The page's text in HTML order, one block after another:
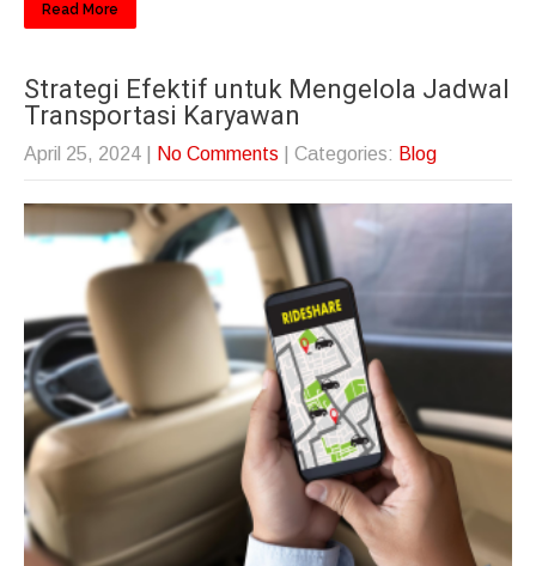
Read More
Strategi Efektif untuk Mengelola Jadwal
Transportasi Karyawan
April 25, 2024 No Comments | Categories: Blog